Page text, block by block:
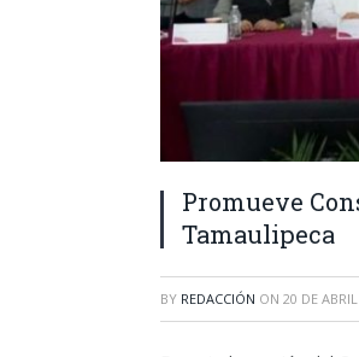
Promueve
Tamaulipeca
BY REDACCIÓN ON 20 DE